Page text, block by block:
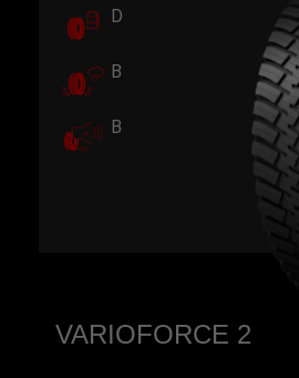
D
B
B
VARIOFORCE 2